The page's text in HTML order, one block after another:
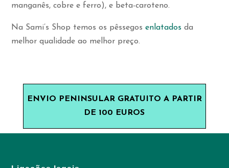
manganês, cobre e ferro), e beta-caroteno.
Na Sami’s Shop temos os pêssegosenlatados da
melhor qualidade ao melhor preço.
ENVIO PENINSULAR GRATUITO A PARTIR
DE 100 EUROS